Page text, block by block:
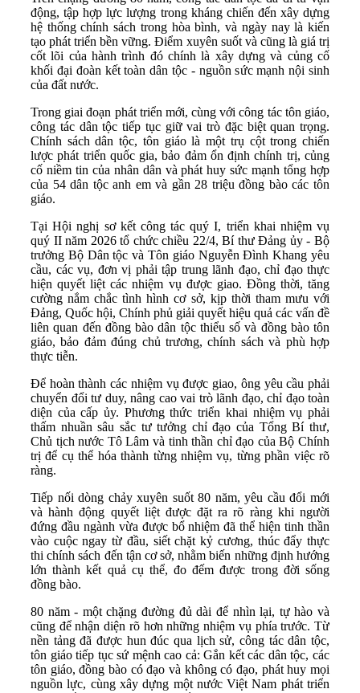
động, tập hợp lực lượng trong kháng chiến đến xây dựng
hệ thống chính sách trong hòa bình, và ngày nay là kiến
tạo phát triển bền vững. Điểm xuyên suốt và cũng là giá trị
cốt lõi của hành trình đó chính là xây dựng và củng cố
khối đại đoàn kết toàn dân tộc - nguồn sức mạnh nội sinh
của đất nước.
Trong giai đoạn phát triển mới, cùng với công tác tôn giáo,
công tác dân tộc tiếp tục giữ vai trò đặc biệt quan trọng.
Chính sách dân tộc, tôn giáo là một trụ cột trong chiến
lược phát triển quốc gia, bảo đảm ổn định chính trị, củng
cố niềm tin của nhân dân và phát huy sức mạnh tổng hợp
của 54 dân tộc anh em và gần 28 triệu đồng bào các tôn
giáo.
Tại Hội nghị sơ kết công tác quý I, triển khai nhiệm vụ
quý II năm 2026 tổ chức chiều 22/4, Bí thư Đảng ủy - Bộ
trưởng Bộ Dân tộc và Tôn giáo Nguyễn Đình Khang yêu
cầu, các vụ, đơn vị phải tập trung lãnh đạo, chỉ đạo thực
hiện quyết liệt các nhiệm vụ được giao. Đồng thời, tăng
cường nắm chắc tình hình cơ sở, kịp thời tham mưu với
Đảng, Quốc hội, Chính phủ giải quyết hiệu quả các vấn đề
liên quan đến đồng bào dân tộc thiểu số và đồng bào tôn
giáo, bảo đảm đúng chủ trương, chính sách và phù hợp
thực tiễn.
Để hoàn thành các nhiệm vụ được giao, ông yêu cầu phải
chuyển đổi tư duy, nâng cao vai trò lãnh đạo, chỉ đạo toàn
diện của cấp ủy. Phương thức triển khai nhiệm vụ phải
thấm nhuần sâu sắc tư tưởng chỉ đạo của Tổng Bí thư,
Chủ tịch nước Tô Lâm và tinh thần chỉ đạo của Bộ Chính
trị để cụ thể hóa thành từng nhiệm vụ, từng phần việc rõ
ràng.
Tiếp nối dòng chảy xuyên suốt 80 năm, yêu cầu đổi mới
và hành động quyết liệt được đặt ra rõ ràng khi người
đứng đầu ngành vừa được bổ nhiệm đã thể hiện tinh thần
vào cuộc ngay từ đầu, siết chặt kỷ cương, thúc đẩy thực
thi chính sách đến tận cơ sở, nhằm biến những định hướng
lớn thành kết quả cụ thể, đo đếm được trong đời sống
đồng bào.
80 năm - một chặng đường đủ dài để nhìn lại, tự hào và
cũng để nhận diện rõ hơn những nhiệm vụ phía trước. Từ
nền tảng đã được hun đúc qua lịch sử, công tác dân tộc,
tôn giáo tiếp tục sứ mệnh cao cả: Gắn kết các dân tộc, các
tôn giáo, đồng bào có đạo và không có đạo, phát huy mọi
nguồn lực, cùng xây dựng một nước Việt Nam phát triển